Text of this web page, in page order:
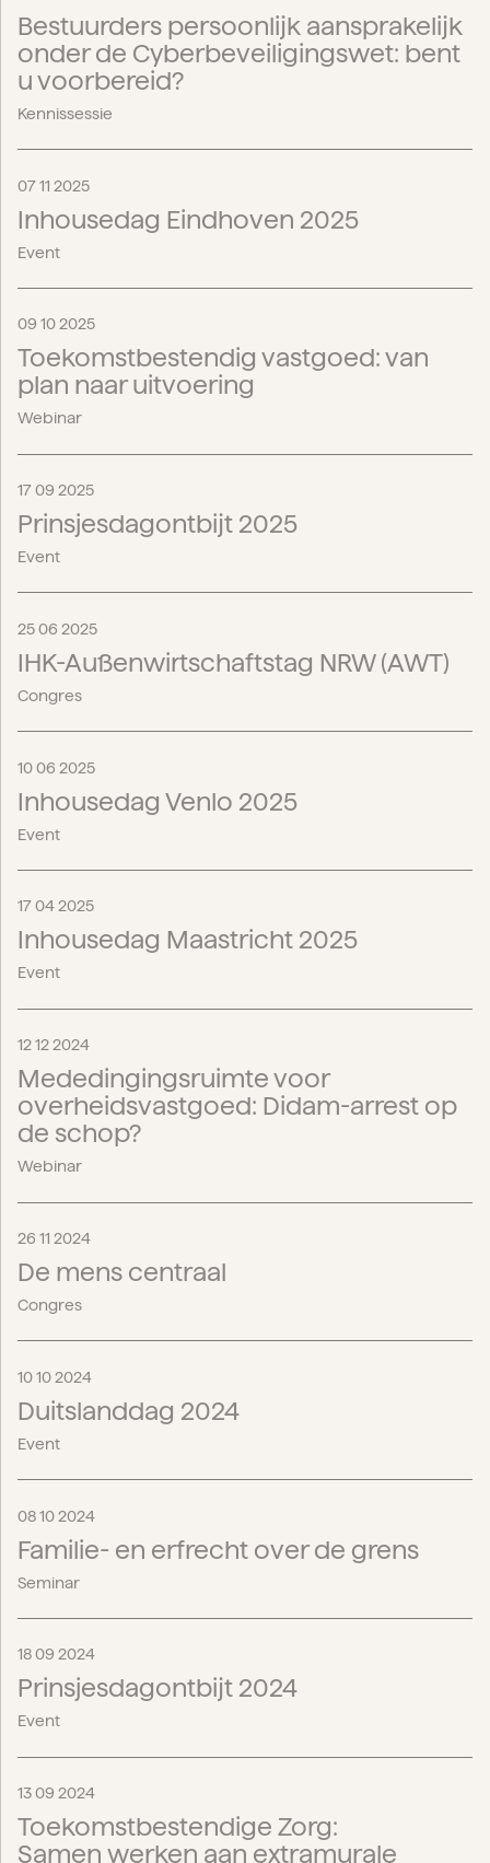
Bestuurders persoonlijk aansprakelijk
onder de Cyberbeveiligingswet: bent
u voorbereid?
Kennissessie
07 11 2025
Inhousedag Eindhoven 2025
Event
09 10 2025
Toekomstbestendig vastgoed: van
plan naar uitvoering
Webinar
17 09 2025
Prinsjesdagontbijt 2025
Event
25 06 2025
IHK-Außenwirtschaftstag NRW (AWT)
Congres
10 06 2025
Inhousedag Venlo 2025
Event
17 04 2025
Inhousedag Maastricht 2025
Event
12 12 2024
Mededingingsruimte voor
overheidsvastgoed: Didam-arrest op
de schop?
Webinar
26 11 2024
De mens centraal
Congres
10 10 2024
Duitslanddag 2024
Event
08 10 2024
Familie- en erfrecht over de grens
Seminar
18 09 2024
Prinsjesdagontbijt 2024
Event
13 09 2024
Toekomstbestendige Zorg:
Samen werken aan extramurale